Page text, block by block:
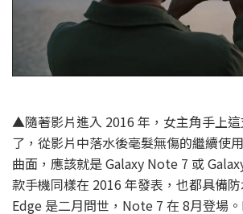
▲隨著影片進入 2016 年，女主角手上
了，從影片中落水後毫髮無傷的繼續使
曲面，應該就是 Galaxy Note 7 或
款手機同樣在 2016 年發表，也都具備
Edge 是二月問世，Note 7 在 8月登場